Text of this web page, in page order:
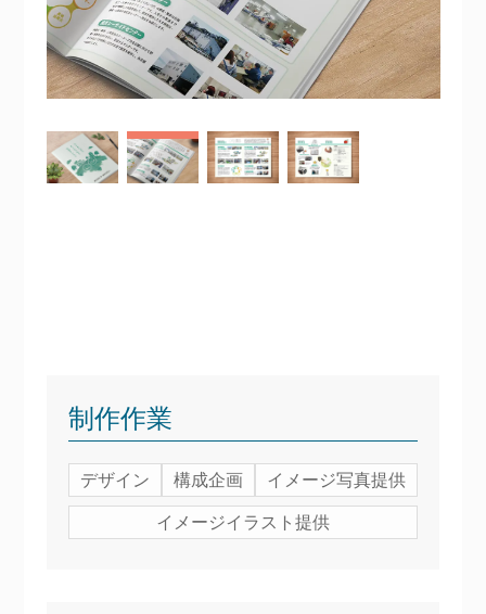
制作作業
デザイン 構成企画
イメージ写真提供
イメージイラスト提供